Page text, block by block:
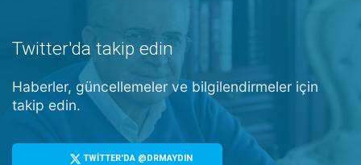
Twitter'da takip edin
Haberler, güncellemeler ve bilgilendirmeler için
takip edin.
TWİTTER'DA @DRMAYDIN